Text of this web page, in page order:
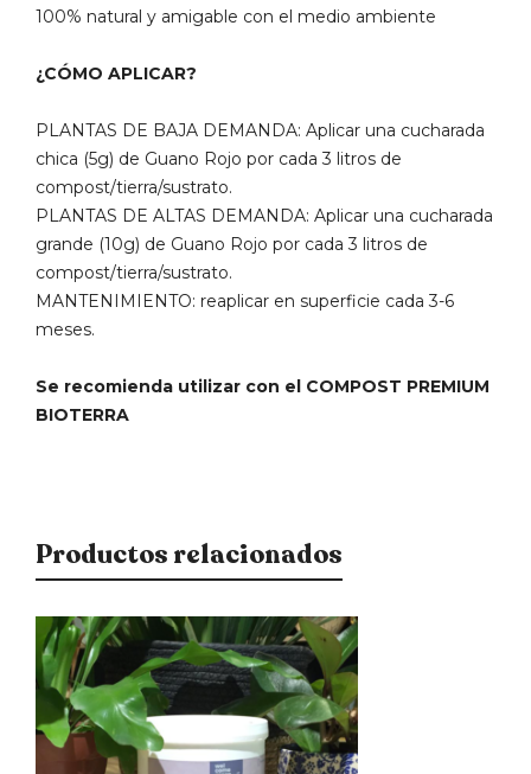
100% natural y amigable con el medio ambiente
¿CÓMO APLICAR?
PLANTAS DE BAJA DEMANDA: Aplicar una cucharada
chica (5g) de Guano Rojo por cada 3 litros de
compost/tierra/sustrato.
PLANTAS DE ALTAS DEMANDA: Aplicar una cucharada
grande (10g) de Guano Rojo por cada 3 litros de
compost/tierra/sustrato.
MANTENIMIENTO: reaplicar en superficie cada 3-6
meses.
Se recomienda utilizar con el COMPOST PREMIUM
BIOTERRA
Productos relacionados